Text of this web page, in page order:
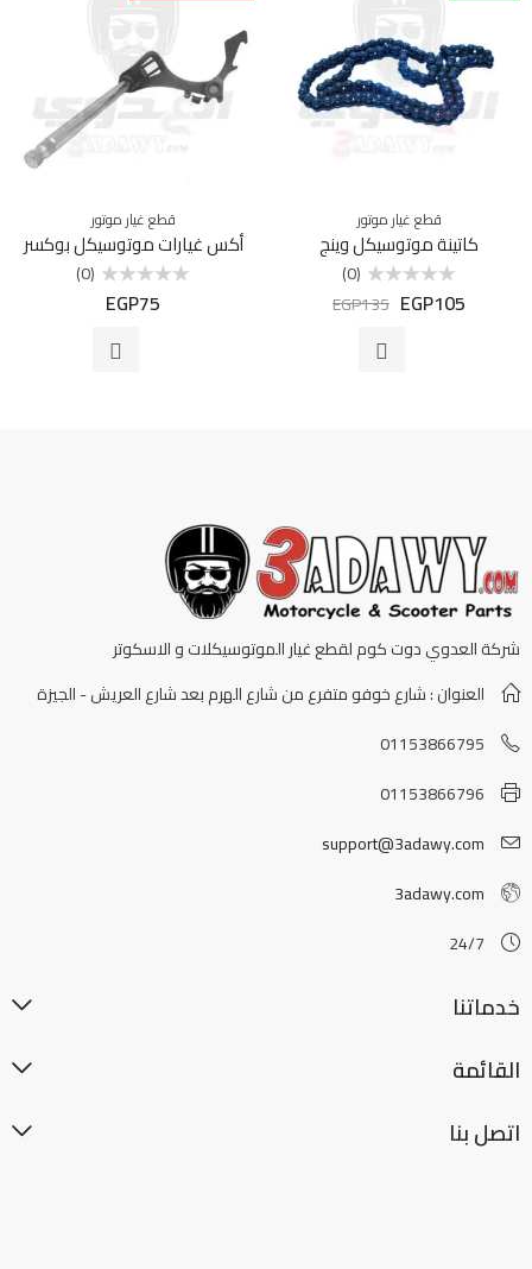
قطع غيار موتور
كاتينة موتوسيكل وينج
التقييم
(0)
EGP105
EGP135
قطع غيار موتور
أكس غيارات موتوسيكل بوكسر
التقييم
(0)
EGP75
شركة العدوي دوت كوم لقطع غيار الموتوسيكلات و الاسكوتر
العنوان : شارع خوفو متفرع من شارع الهرم بعد شارع العريش - الجيزة
01153866795
01153866796
support@3adawy.com
3adawy.com
24/7
خدماتنا
القائمة
اتصل بنا